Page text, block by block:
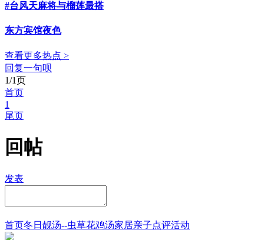
#台风天麻将与榴莲最搭
东方宾馆夜色
查看更多热点 >
回复一句呗
1/1页
首页
1
尾页
回帖
发表
首页冬日靓汤--虫草花鸡汤家居亲子点评活动